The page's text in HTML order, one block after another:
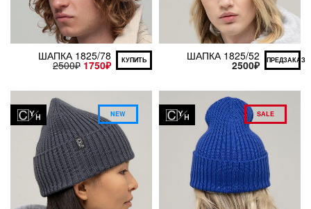
ШАПКА 1825/78
2500₽ 1750₽ КУПИТЬ ШАПКА 1825/52
2500₽ ПРЕДЗАКАЗ
NEW SALE